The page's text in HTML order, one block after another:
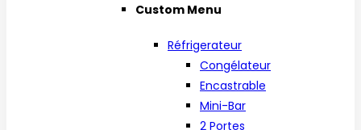
Custom Menu
Réfrigerateur
Congélateur
Encastrable
Mini-Bar
2 Portes